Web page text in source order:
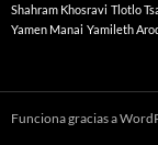
Shahram Khosravi Tlotlo
Yamen Manai Yamileth
Funciona gracias a